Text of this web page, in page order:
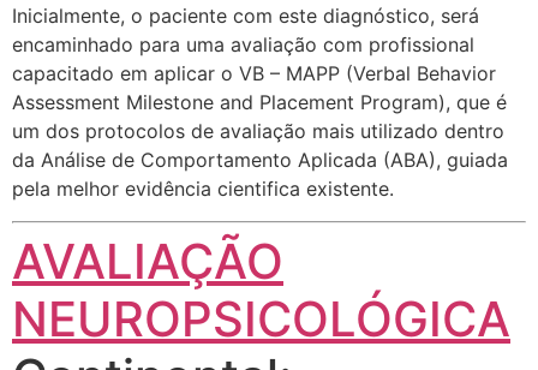
Inicialmente, o paciente com este diagnóstico, será
encaminhado para uma avaliação com profissional
capacitado em aplicar o VB – MAPP (Verbal Behavior
Assessment Milestone and Placement Program), que é
um dos protocolos de avaliação mais utilizado dentro
da Análise de Comportamento Aplicada (ABA), guiada
pela melhor evidência cientifica existente.
AVALIAÇÃO
NEUROPSICOLÓGICA